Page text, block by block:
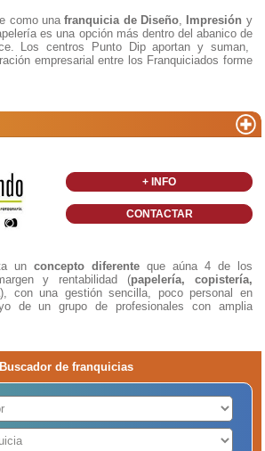
como una franquicia de Diseño, Impresión y
es una opción más dentro del abanico de
Los centros Punto Dip aportan y suman,
empresarial entre los Franquiciados forme
+ INFO
CONTACTAR
un concepto diferente que aúna 4 de los
y rentabilidad (papelería, copistería,
), con una gestión sencilla, poco personal en
de un grupo de profesionales con amplia
Buscador de franquicias